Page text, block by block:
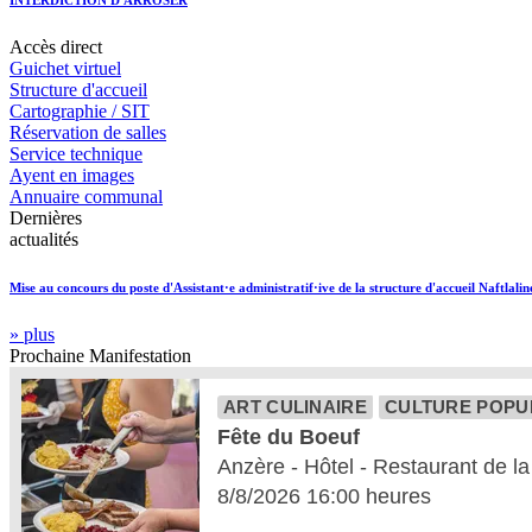
Accès direct
Guichet virtuel
Structure d'accueil
Cartographie / SIT
Réservation de salles
Service technique
Ayent en images
Annuaire communal
Dernières
actualités
Mise au concours du poste d'Assistant·e administratif·ive de la structure d'accueil
» plus
Prochaine Manifestation